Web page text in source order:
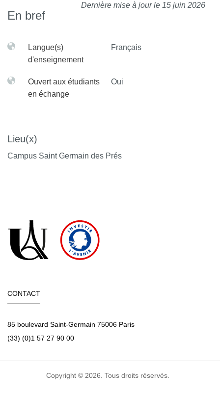
Dernière mise à jour le 15 juin 2026
En bref
Langue(s)
d'enseignement
Français
Ouvert aux étudiants
en échange
Oui
Lieu(x)
Campus Saint Germain des Prés
CONTACT
85 boulevard Saint-Germain 75006 Paris
(33) (0)1 57 27 90 00
Copyright © 2026. Tous droits réservés.